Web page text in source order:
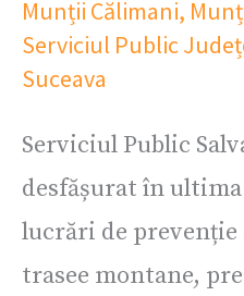
Munții Călimani,
Serviciul Public
Suceava
Serviciul Public
desfășurat în
lucrări de
trasee montane,